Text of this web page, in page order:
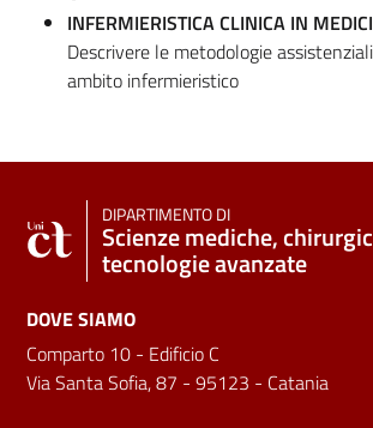
INFERMIERISTICA CLINICA IN
Descrivere le metodologie
ambito infermieristico
DIPARTIMENTO DI
Scienze mediche,
tecnologie avanzate
DOVE SIAMO
Comparto 10 - Edificio C
Via Santa Sofia, 87 - 95123 - Catania